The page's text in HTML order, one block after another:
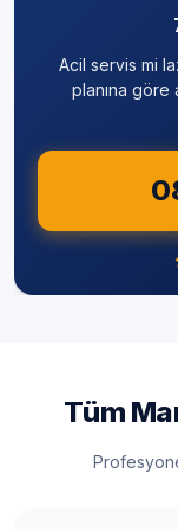
Sultanbeyli
Şişli
Tuzla
Üsküdar
Zeytinburnu
Acil servis mi
planına göre
Tüm